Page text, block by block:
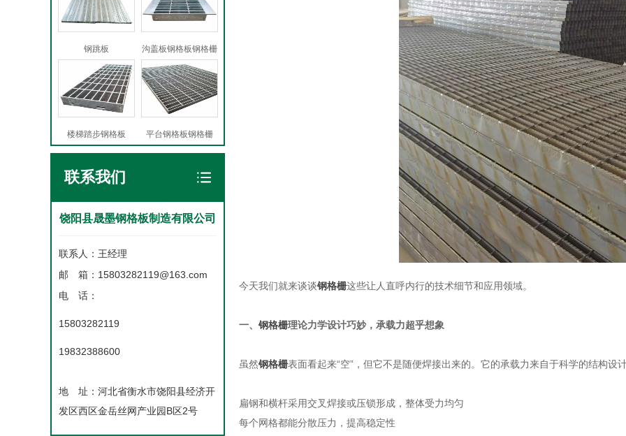
钢跳板 沟盖板钢格板钢格栅
楼梯踏步钢格板 平台钢格板钢格栅
联系我们
饶阳县晟墨钢格板制造有限公司
联系人：王经理
邮 箱：15803282119@163.com
电 话：
15803282119
19832388600
地 址：河北省衡水市饶阳县经济开
发区西区金岳丝网产业园B区2号
今天我们就来谈谈钢格栅这些让人直呼内行的技术细节和应用领域。
一、 钢格栅理论力学设计巧妙，承载力超乎想象
虽然钢格栅表面看起来“空”，但它不是随便焊接出来的。它的承载力来自于科学的结构设
扁钢和横杆采用交叉焊接或压锁形成，整体受力均匀
每个网格都能分散压力，提高稳定性